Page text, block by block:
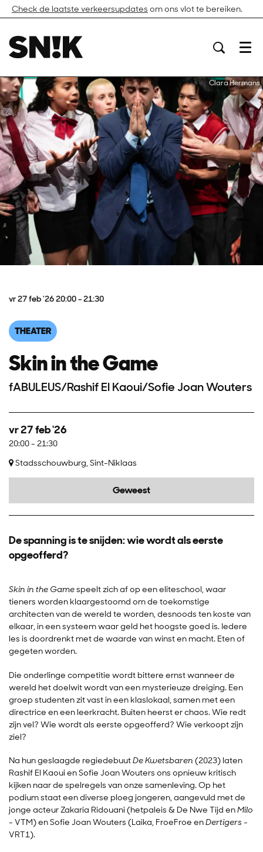
Check de laatste verkeersupdates om ons vlot te bereiken.
Menu
Clara Hermans
THEATER
Skin in the Game
fABULEUS/Rashif El Kaoui/Sofie Joan Wouters
vr 27 feb '2620:00 - 21:30
vr 27 feb '26
20:00- 21:30
Stadsschouwburg, Sint-Niklaas
Geweest
De spanning is te snijden: wie wordt als eerste
opgeofferd?
Skin in the Gamespeelt zich af op een eliteschool, waar
tieners worden klaargestoomd om de toekomstige
architecten van de wereld te worden, desnoods ten koste van
elkaar, in een systeem waar geld het hoogste goed is. Iedere
les is doordrenkt met de waarde van winst en macht. Eten of
gegeten worden.
Die onderlinge competitie wordt bittere ernst wanneer de
wereld het doelwit wordt van een mysterieuze dreiging. Een
groep studenten zit vast in een klaslokaal, samen met een
directrice en een leerkracht. Buiten heerst er chaos. Wie redt
zijn vel? Wie wordt als eerste opgeofferd? Wie verkoopt zijn
ziel?
Na hun geslaagde regiedebuutDe Kwetsbaren (2023) laten
Rashif El Kaoui en Sofie Joan Wouters ons opnieuw kritisch
kijken naar de spelregels van onze samenleving. Op het
podium staat een diverse ploeg jongeren, aangevuld met de
jonge acteur Zakaria Ridouani (hetpaleis & De Nwe Tijd enMilo
- VTM) en Sofie Joan Wouters (Laika, FroeFroe enDertigers-
VRT1).
Inzoomen